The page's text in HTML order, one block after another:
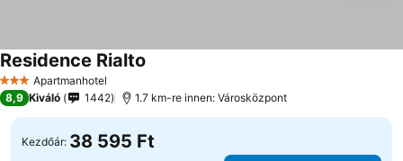
3 KategóriaApartmanhotel
Residence Rialto
8,9 Kiváló 1442 1.7 km-re innen: Városközpont
Kezdőár: 38 595 Ft